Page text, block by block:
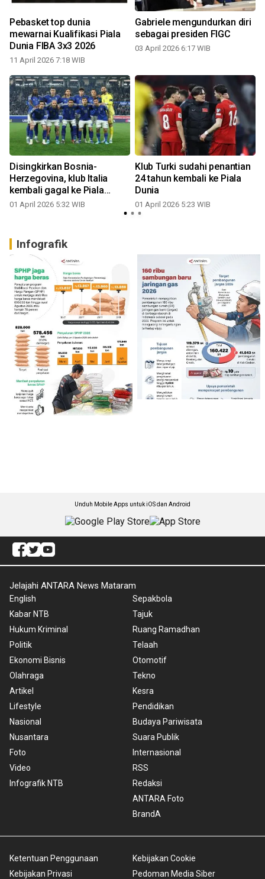
Pebasket top dunia
mewarnai Kualifikasi Piala
Dunia FIBA 3x3 2026
11 April 2026 7:18 WIB
Gabriele mengundurkan diri
sebagai presiden FIGC
03 April 2026 6:17 WIB
Disingkirkan Bosnia-
Herzegovina, klub Italia
kembali gagal ke Piala
Dunia
01 April 2026 5:32 WIB
Klub Turki sudahi penantian
24 tahun kembali ke Piala
Dunia
01 April 2026 5:23 WIB
Infografik
Unduh Mobile Apps untuk iOS dan Android
Jelajahi ANTARA News Mataram
English
Kabar NTB
Hukum Kriminal
Politik
Ekonomi Bisnis
Olahraga
Artikel
Lifestyle
Nasional
Nusantara
Foto
Video
Infografik NTB
Sepakbola
Tajuk
Ruang Ramadhan
Telaah
Otomotif
Tekno
Kesra
Pendidikan
Budaya Pariwisata
Suara Publik
Internasional
RSS
Redaksi
ANTARA Foto
BrandA
Ketentuan Penggunaan
Kebijakan Privasi
Kebijakan Cookie
Pedoman Media Siber